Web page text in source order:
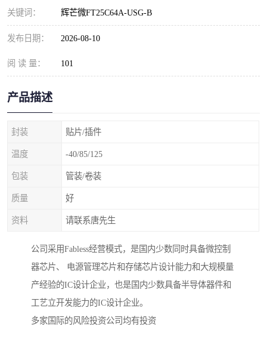
关键词： 辉芒微FT25C64A-USG-B
发布日期： 2026-08-10
阅 读 量： 101
产品描述
封装 贴片/插件
温度 -40/85/125
包装 管装/卷装
质量 好
资料 请联系唐先生
公司采用Fabless经营模式，是国内少数同时具备微控制
器芯片、 电源管理芯片和存储芯片设计能力和大规模量
产经验的IC设计企业，也是国内少数具备半导体器件和
工艺立开发能力的IC设计企业。
多家国际的风险投资公司均有投资